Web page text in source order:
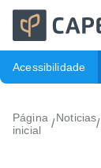
Acessibilidade
Página
inicial
/Noticias/